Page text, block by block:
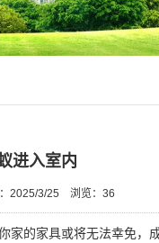
进入室内
2025/3/25 浏览： 36
的家具或将无法幸免，